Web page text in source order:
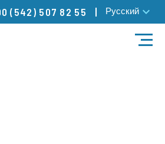
(542) 507 82 55 Русский